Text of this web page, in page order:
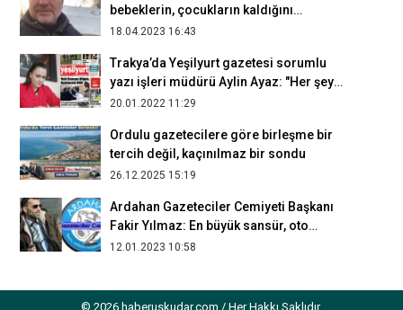
bebeklerin, çocukların kaldığını
düşünmek bana çok dokundu
18.04.2023 16:43
Trakya’da Yeşilyurt gazetesi sorumlu
yazı işleri müdürü Aylin Ayaz: "Her şey
haberdir, muhabirin onu görmesi
20.01.2022 11:29
Ordulu gazetecilere göre birleşme bir
tercih değil, kaçınılmaz bir sondu
26.12.2025 15:19
Ardahan Gazeteciler Cemiyeti Başkanı
Fakir Yılmaz: En büyük sansür, oto
sansürdür
12.01.2023 10:58
© 2026 haberuskudar.com / Her Hakkı Saklıdır.